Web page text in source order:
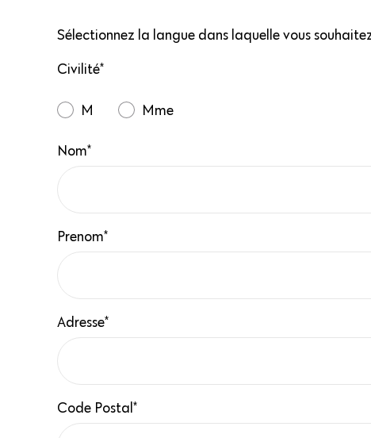
Sélectionnez la langue dans laquelle vous
Civilité*
M Mme
Nom*
Prenom*
Adresse*
Code Postal*